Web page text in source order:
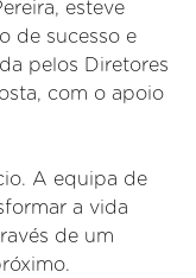
esteve
de sucesso e
pelos Diretores
com o apoio
A equipa de
a vida
de um